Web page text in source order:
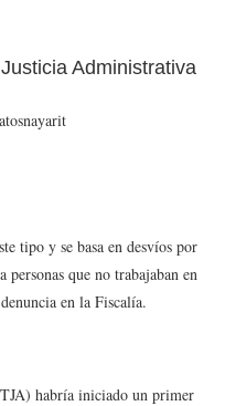
Administrativa
tipo y se basa en desvíos por
personas que no trabajaban en
en la Fiscalía.
habría iniciado un primer